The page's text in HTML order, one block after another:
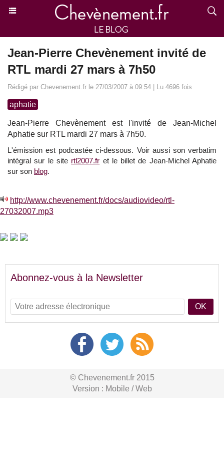
Jean-Pierre Chevènement invité de
RTL mardi 27 mars à 7h50
Rédigé par Chevenement.fr le 27/03/2007 à 09:54 | Lu 4696 fois
aphatie
Jean-Pierre Chevènement est l'invité de Jean-Michel
Aphatie sur RTL mardi 27 mars à 7h50.
L'émission est podcastée ci-dessous. Voir aussi son verbatim
intégral sur le site rtl2007.fr et le billet de Jean-Michel Aphatie
sur son blog.
http://www.chevenement.fr/docs/audiovideo/rtl-
27032007.mp3
Abonnez-vous à la Newsletter
OK
© Chevenement.fr 2015
Version : Mobile /Web